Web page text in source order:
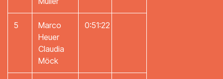
5
Marco
Heuer
Claudia
Möck
0:51:22